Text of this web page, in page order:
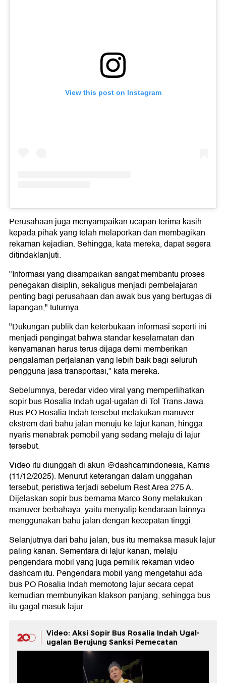
View this post on Instagram
Perusahaan juga menyampaikan ucapan terima kasih
kepada pihak yang telah melaporkan dan membagikan
rekaman kejadian. Sehingga, kata mereka, dapat segera
ditindaklanjuti.
"Informasi yang disampaikan sangat membantu proses
penegakan disiplin, sekaligus menjadi pembelajaran
penting bagi perusahaan dan awak bus yang bertugas di
lapangan," tuturnya.
"Dukungan publik dan keterbukaan informasi seperti ini
menjadi pengingat bahwa standar keselamatan dan
kenyamanan harus terus dijaga demi memberikan
pengalaman perjalanan yang lebih baik bagi seluruh
pengguna jasa transportasi," kata mereka.
Sebelumnya, beredar video viral yang memperlihatkan
sopir bus Rosalia Indah ugal-ugalan di Tol Trans Jawa.
Bus PO Rosalia Indah tersebut melakukan manuver
ekstrem dari bahu jalan menuju ke lajur kanan, hingga
nyaris menabrak pemobil yang sedang melaju di lajur
tersebut.
Video itu diunggah di akun @dashcamindonesia, Kamis
(11/12/2025). Menurut keterangan dalam unggahan
tersebut, peristiwa terjadi sebelum Rest Area 275 A.
Dijelaskan sopir bus bernama Marco Sony melakukan
manuver berbahaya, yaitu menyalip kendaraan lainnya
menggunakan bahu jalan dengan kecepatan tinggi.
Selanjutnya dari bahu jalan, bus itu memaksa masuk lajur
paling kanan. Sementara di lajur kanan, melaju
pengendara mobil yang juga pemilik rekaman video
dashcam itu. Pengendara mobil yang mengetahui ada
bus PO Rosalia Indah memotong lajur secara cepat
kemudian membunyikan klakson panjang, sehingga bus
itu gagal masuk lajur.
Video: Aksi Sopir Bus Rosalia Indah Ugal-
ugalan Berujung Sanksi Pemecatan